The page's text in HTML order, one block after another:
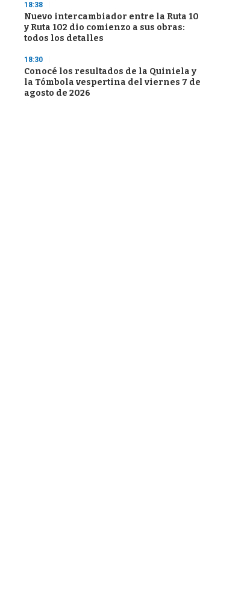
18:38
Nuevo intercambiador entre la Ruta 10
y Ruta 102 dio comienzo a sus obras:
todos los detalles
18:30
Conocé los resultados de la Quiniela y
la Tómbola vespertina del viernes 7 de
agosto de 2026